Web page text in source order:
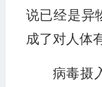
说已经是异
成了对人体
病毒摄